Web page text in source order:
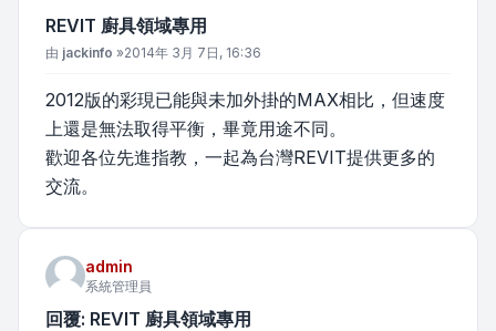
REVIT 廚具領域專用
文章
由 jackinfo »2014年 3月 7日, 16:36
2012版的彩現已能與未加外掛的MAX相比，但速度
上還是無法取得平衡，畢竟用途不同。
歡迎各位先進指教，一起為台灣REVIT提供更多的
交流。
admin
系統管理員
回覆: REVIT 廚具領域專用